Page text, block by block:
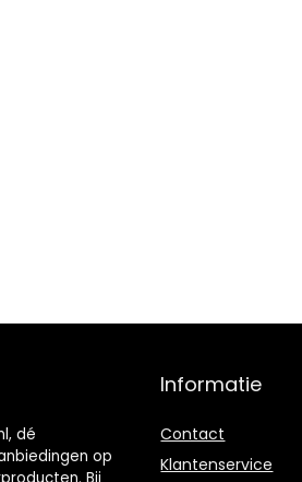
dé
op
Informatie
Contact
Klantenservice